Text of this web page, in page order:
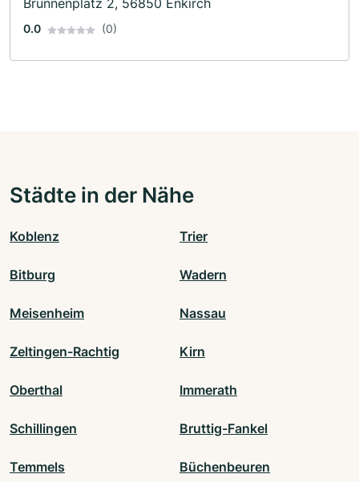
Brunnenplatz 2, 56850 Enkirch
0.0 (0)
Städte in der Nähe
Koblenz Trier
Bitburg Wadern
Meisenheim Nassau
Zeltingen-Rachtig Kirn
Oberthal Immerath
Schillingen Bruttig-Fankel
Temmels Büchenbeuren